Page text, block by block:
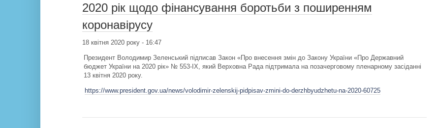
2020 рік щодо фінансування боротьби з поширенням
коронавірусу
18 квітня 2020 року - 16:47
Президент Володимир Зеленський підписав Закон «Про внесення змін до Закону України «Про Державний
бюджет України на 2020 рік» № 553-ІХ, який Верховна Рада підтримала на позачерговому пленарному засіданні
13 квітня 2020 року.
https://www.president.gov.ua/news/volodimir-zelenskij-pidpisav-zmini-do-derzhbyudzhetu-na-2020-60725